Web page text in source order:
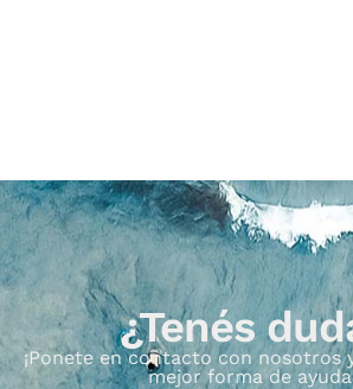
¿Tenés
¡Ponete en contacto con nosotros
mejor forma de